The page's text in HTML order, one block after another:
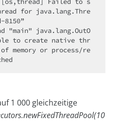
for java.lang.Thre
"main" java.lang.OutO
to create native thr
memory or process/re
1 000 gleichzeitige